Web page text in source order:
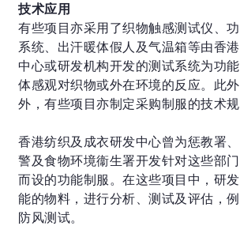
技术应用
有些项目亦采用了织物触感测试仪、
系统、出汗暖体假人及气温箱等由香
中心或研发机构开发的测试系统为功
体感观对织物或外在环境的反应。此
外，有些项目亦制定采购制服的技术规
香港纺织及成衣研发中心曾为惩教署
警及食物环境衞生署开发针对这些部
而设的功能制服。在这些项目中，研
能的物料，进行分析、测试及评估，例
防风测试。